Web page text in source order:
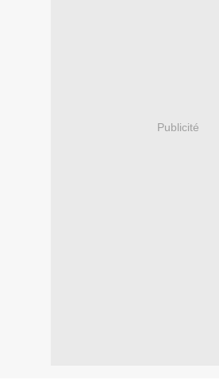
Publicité